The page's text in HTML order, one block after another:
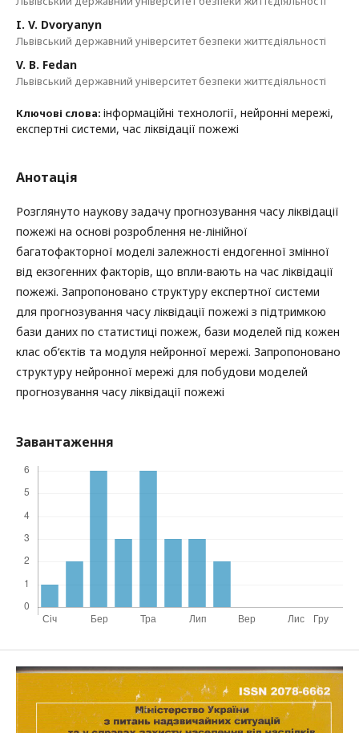
I. V. Dvoryanyn
Львівський державний університет безпеки життєдіяльності
V. B. Fedan
Львівський державний університет безпеки життєдіяльності
Ключові слова: інформаційні технології, нейронні мережі,
експертні системи, час ліквідації пожежі
Анотація
Розглянуто наукову задачу прогнозування часу ліквідації
пожежі на основі розроблення не-лінійної
багатофакторної моделі залежності ендогенної змінної
від екзогенних факторів, що впли-вають на час ліквідації
пожежі. Запропоновано структуру експертної системи
для прогнозування часу ліквідації пожежі з підтримкою
бази даних по статистиці пожеж, бази моделей під кожен
клас об‘єктів та модуля нейронної мережі. Запропоновано
структуру нейронної мережі для побудови моделей
прогнозування часу ліквідації пожежі
Завантаження